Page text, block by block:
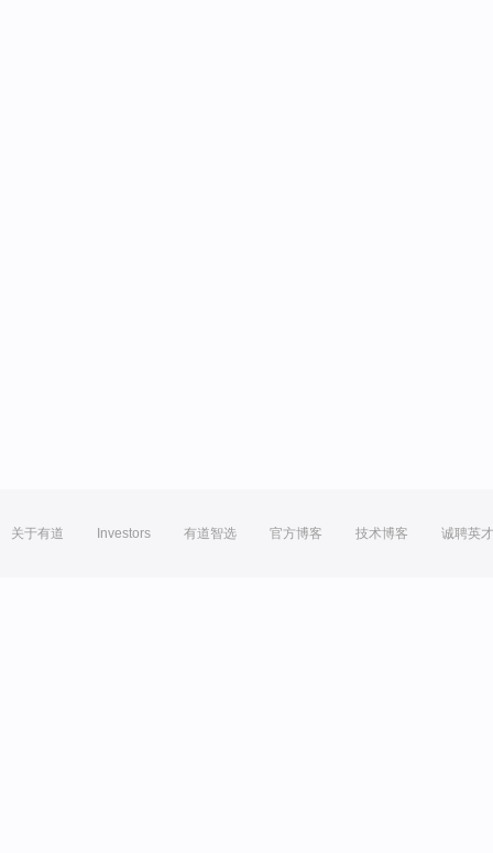
关于有道 Investors 有道智选 官方博客 技术博客 诚聘英才